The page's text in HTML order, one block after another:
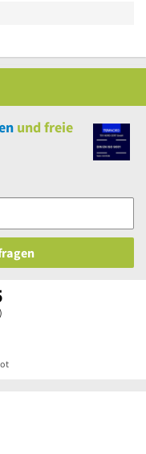
undfreie